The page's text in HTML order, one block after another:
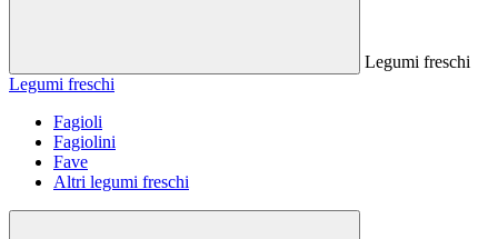
Legumi freschi
Legumi freschi
Fagioli
Fagiolini
Fave
Altri legumi freschi